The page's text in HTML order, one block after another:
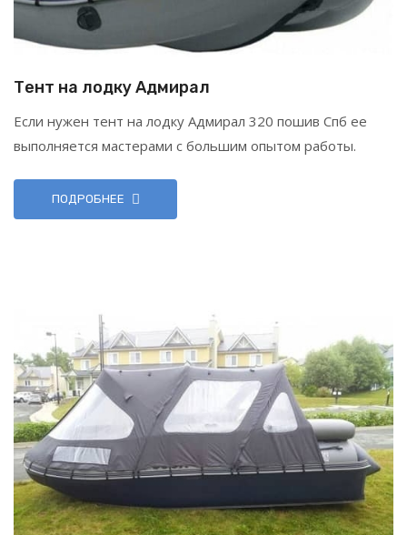
Тент на лодку Адмирал
Если нужен тент на лодку Адмирал 320 пошив Спб ее
выполняется мастерами с большим опытом работы.
ПОДРОБНЕЕ